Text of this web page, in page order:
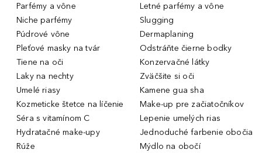
Parfémy a vône
Niche parfémy
Púdrové vône
Pleťové masky na tvár
Tiene na oči
Laky na nechty
Umelé riasy
Kozmeticke štetce na líčenie
Séra s vitamínom C
Hydratačné make-upy
Rúže
Letné parfémy a vône
Slugging
Dermaplaning
Odstráňte čierne bodky
Konzervačné látky
Zväčšite si oči
Kamene gua sha
Make-up pre začiatočníkov
Lepenie umelých rias
Jednoduché farbenie obočia
Mýdlo na obočí